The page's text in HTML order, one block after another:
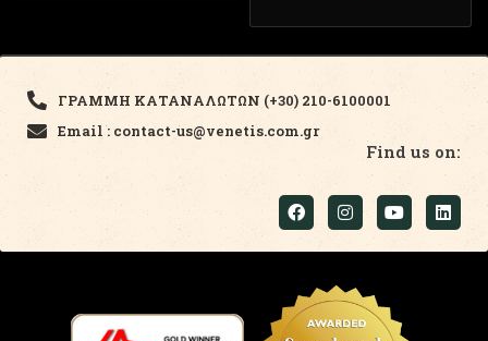
ΓΡΑΜΜΗ ΚΑΤΑΝΑΛΩΤΩΝ (+30) 210-6100001
Email : contact-us@venetis.com.gr
Find us on: